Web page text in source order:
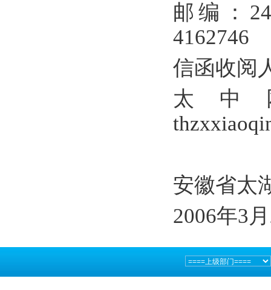
邮编：
4162746
信函收阅
太
安徽省太
2006年3月